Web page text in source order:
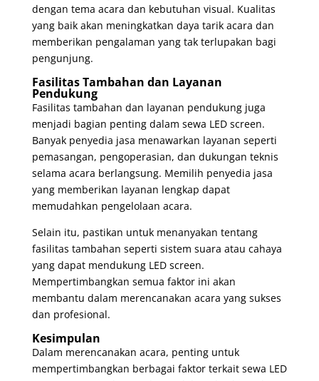
dengan tema acara dan kebutuhan visual. Kualitas
yang baik akan meningkatkan daya tarik acara dan
memberikan pengalaman yang tak terlupakan bagi
pengunjung.
Fasilitas Tambahan dan Layanan
Pendukung
Fasilitas tambahan dan layanan pendukung juga
menjadi bagian penting dalam sewa LED screen.
Banyak penyedia jasa menawarkan layanan seperti
pemasangan, pengoperasian, dan dukungan teknis
selama acara berlangsung. Memilih penyedia jasa
yang memberikan layanan lengkap dapat
memudahkan pengelolaan acara.
Selain itu, pastikan untuk menanyakan tentang
fasilitas tambahan seperti sistem suara atau cahaya
yang dapat mendukung LED screen.
Mempertimbangkan semua faktor ini akan
membantu dalam merencanakan acara yang sukses
dan profesional.
Kesimpulan
Dalam merencanakan acara, penting untuk
mempertimbangkan berbagai faktor terkait sewa LED